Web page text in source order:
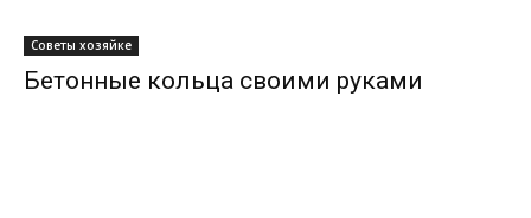
Советы хозяйке
Бетонные кольца своими руками